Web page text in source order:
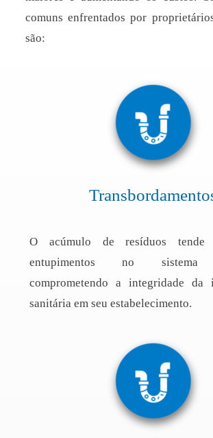
comuns enfrentados por
são:
O acúmulo de resíduos tende
entupimentos no sistema
comprometendo a integridade da
sanitária em seu estabelecimento.